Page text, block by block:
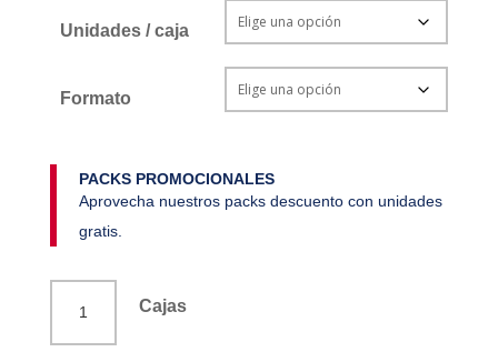
Unidades / caja
Formato
PACKS PROMOCIONALES
Aprovecha nuestros packs descuento con unidades
gratis.
color
Cajas